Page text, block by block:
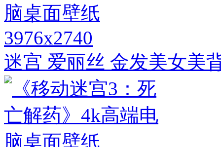
3976x2740
迷宫 爱丽丝 金发美女美